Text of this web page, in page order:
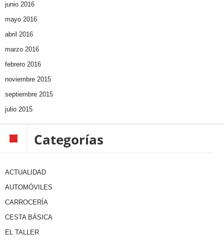
junio 2016
mayo 2016
abril 2016
marzo 2016
febrero 2016
noviembre 2015
septiembre 2015
julio 2015
Categorías
ACTUALIDAD
AUTOMÓVILES
CARROCERÍA
CESTA BÁSICA
EL TALLER